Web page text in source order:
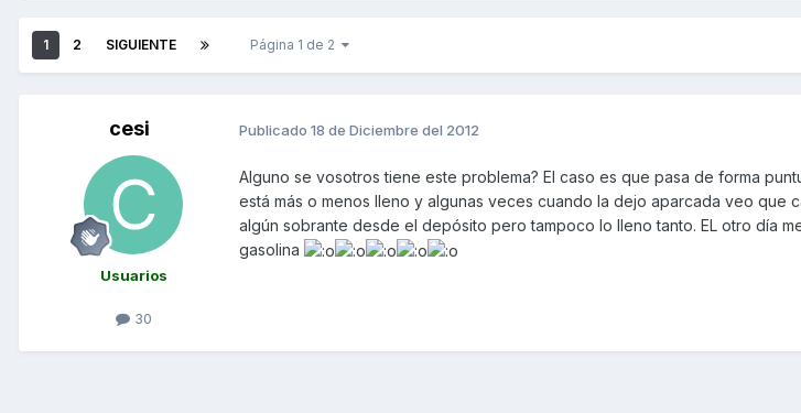
1 2 SIGUIENTE Página 1 de 2
cesi
Usuarios
30
Publicado 18 de Diciembre del 2012
Alguno se vosotros tiene este problema? El caso es que pasa de forma
está más o menos lleno y algunas veces cuando la dejo aparcada veo que
algún sobrante desde el depósito pero tampoco lo lleno tanto. EL otro día
gasolina